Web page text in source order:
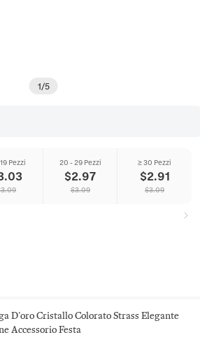
1/5
Pezzi
3.09
20 - 29 Pezzi
$2.97
$3.09
≥ 30 Pezzi
$2.91
$3.09
D'oro Cristallo Colorato Strass Elegante
Accessorio Festa